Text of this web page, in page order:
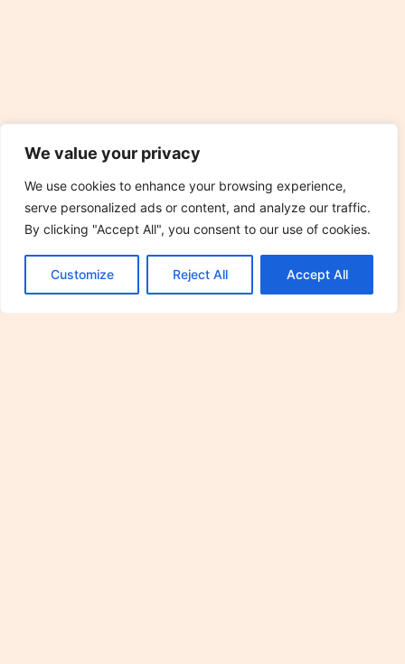
We value your privacy
We use cookies to enhance your browsing experience,
serve personalized ads or content, and analyze our traffic.
By clicking "Accept All", you consent to our use of cookies.
Customize Reject All Accept All